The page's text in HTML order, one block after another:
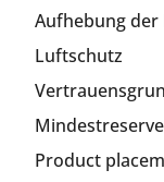
Aufhebung der
Luftschutz
Product